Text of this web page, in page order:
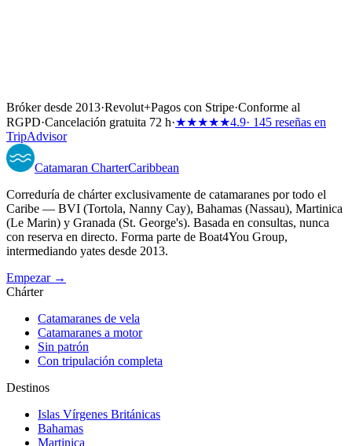
Bróker desde 2013·Revolut+Pagos con Stripe·Conforme al
RGPD·Cancelación gratuita 72 h·★★★★★4.9· 145 reseñas en
TripAdvisor
Catamaran CharterCaribbean
Correduría de chárter exclusivamente de catamaranes por todo el
Caribe — BVI (Tortola, Nanny Cay), Bahamas (Nassau), Martinica
(Le Marin) y Granada (St. George's). Basada en consultas, nunca
con reserva en directo. Forma parte de Boat4You Group,
intermediando yates desde 2013.
Empezar →
Chárter
Catamaranes de vela
Catamaranes a motor
Sin patrón
Con tripulación completa
Destinos
Islas Vírgenes Británicas
Bahamas
Martinica